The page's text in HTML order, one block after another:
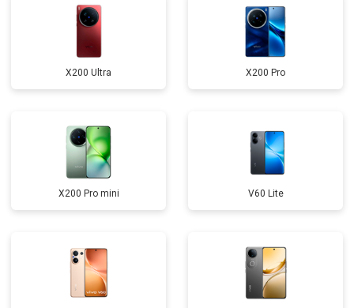
X200 Ultra X200 Pro
X200 Pro mini V60 Lite